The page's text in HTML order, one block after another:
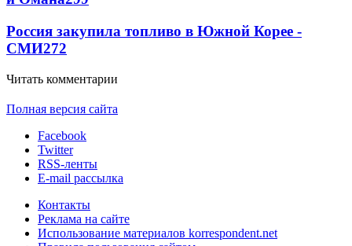
Россия закупила топливо в Южной Корее -
СМИ272
Читать комментарии
Полная версия сайта
Facebook
Twitter
RSS-ленты
E-mail рассылка
Контакты
Реклама на сайте
Использование материалов korrespondent.net